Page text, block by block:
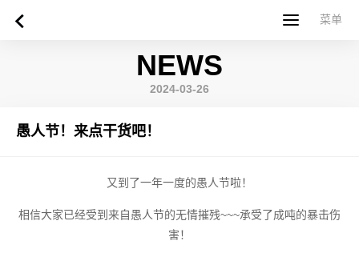
菜单
菜单
NEWS
2024-03-26
愚人节！来点干货吧！
又到了一年一度的愚人节啦！
相信大家已经受到来自愚人节的无情摧残~~~承受了成吨的暴击伤
害！